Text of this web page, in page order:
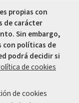
propias con
de carácter
Sin embargo,
con políticas de
podrá decidir si
de cookies
de cookies